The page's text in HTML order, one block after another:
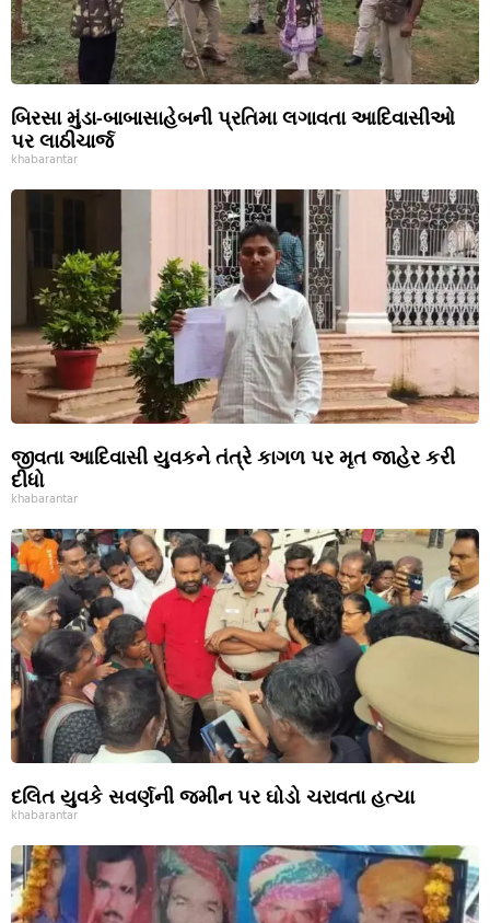
બિરસા મુંડા-બાબાસાહેબની પ્રતિમા લગાવતા આદિવાસીઓ
પર લાઠીચાર્જ
khabarantar
જીવતા આદિવાસી યુવકને તંત્રે કાગળ પર મૃત જાહેર કરી
દીધો
khabarantar
દલિત યુવકે સવર્ણની જમીન પર ઘોડો ચરાવતા હત્યા
khabarantar